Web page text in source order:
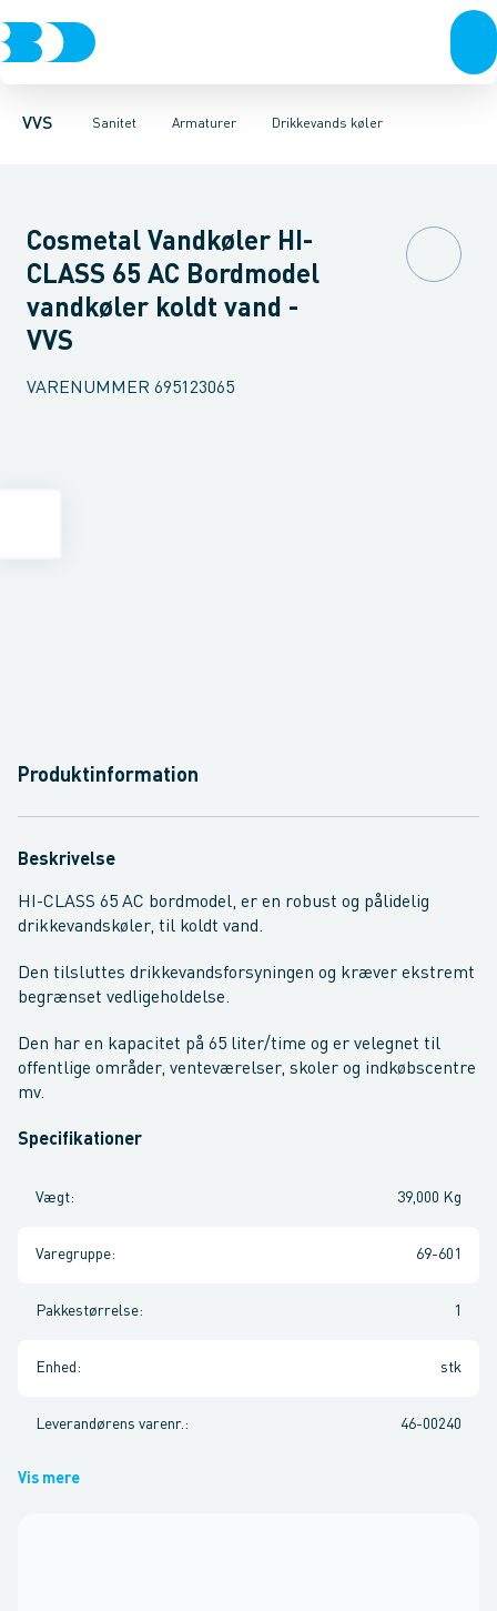
VVS Sanitet
Rør & fittingsPressfittings & rørKuglehaner & ventiler
Armaturer
Toiletter, sæder og cisterner VaskeArmaturerBrusere
Drikkevands køler
Køkken armaturer Håndvask armaturerTermostatarmaturer
Cosmetal Vandkøler HI-
CLASS 65 AC Bordmodel
vandkøler koldt vand -
VVS
VARENUMMER 695123065
Produktinformation
Beskrivelse
HI-CLASS 65 AC bordmodel, er en robust og pålidelig
drikkevandskøler, til koldt vand.
Den tilsluttes drikkevandsforsyningen og kræver ekstremt
begrænset vedligeholdelse.
Den har en kapacitet på 65 liter/time og er velegnet til
offentlige områder, venteværelser, skoler og indkøbscentre
mv.
Specifikationer
Vægt: 39,000 Kg
Varegruppe: 69-601
Pakkestørrelse: 1
Enhed : stk
Leverandørens varenr. : 46-00240
Vis mere